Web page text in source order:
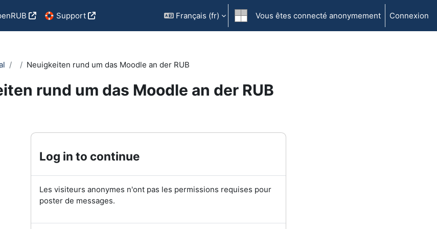
🛟 Support Français ‎(fr)‎ Vous êtes connecté anonymement Connexion
Neuigkeiten rund um das Moodle an der RUB
rund um das Moodle an der RUB
Log in to continue
Les visiteurs anonymes n'ont pas les permissions requises pour
poster de messages.